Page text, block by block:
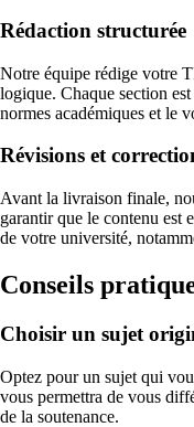
Rédaction structurée
Notre équipe rédige votre
logique. Chaque section
normes académiques et le
Révisions et
Avant la livraison finale,
garantir que le contenu est
de votre université,
Conseils
Choisir un sujet
Optez pour un sujet qui
vous permettra de vous
de la soutenance.